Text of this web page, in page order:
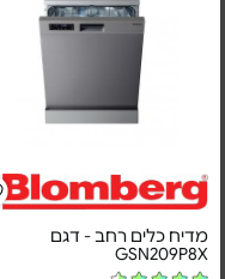
מדיח כלים רחב - דגם
GSN209P8X